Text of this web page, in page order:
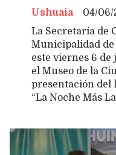
Ushuaia
04/06/
La Secretaría de
Municipalidad
este viernes 6 de
el Museo de la
presentación del
“La Noche Más